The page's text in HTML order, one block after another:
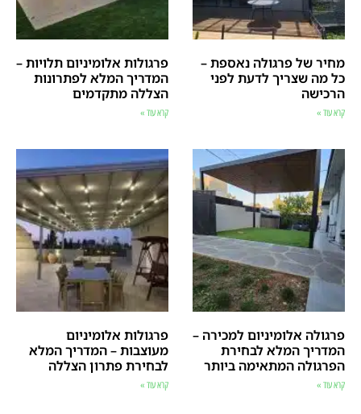
מחיר של פרגולה נאספת –
כל מה שצריך לדעת לפני
הרכישה
קרא עוד »
פרגולות אלומיניום תלויות –
המדריך המלא לפתרונות
הצללה מתקדמים
קרא עוד »
פרגולה אלומיניום למכירה –
המדריך המלא לבחירת
הפרגולה המתאימה ביותר
קרא עוד »
פרגולות אלומיניום
מעוצבות – המדריך המלא
לבחירת פתרון הצללה
קרא עוד »